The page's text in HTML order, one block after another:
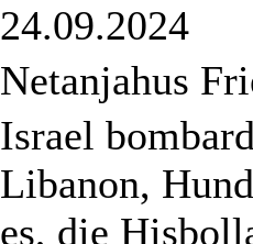
24.09.2024
Netanjahus
Israel
Libanon,
es, die